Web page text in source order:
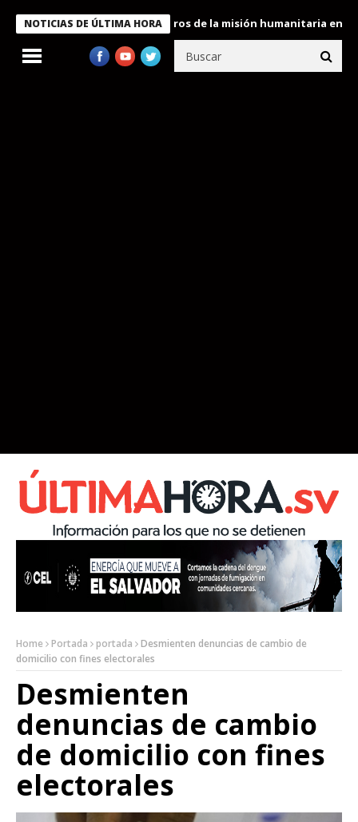
NOTICIAS DE ÚLTIMA HORA
Bukele condecora a miembros de la misión humanitaria enviada
Home Portada portada
Desmienten denuncias de cambio de
domicilio con fines electorales
Desmienten
denuncias de cambio
de domicilio con fines
electorales